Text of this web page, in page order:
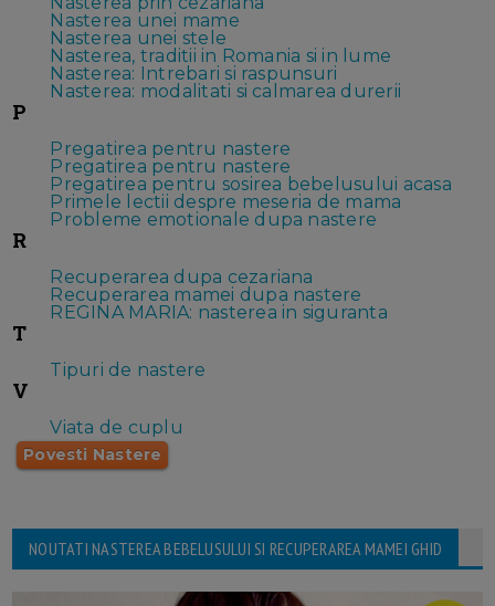
Nasterea unei mame
Nasterea unei stele
Nasterea, traditii in Romania si in lume
Nasterea: Intrebari si raspunsuri
Nasterea: modalitati si calmarea durerii
P
Pregatirea pentru nastere
Pregatirea pentru nastere
Pregatirea pentru sosirea bebelusului acasa
Primele lectii despre meseria de mama
Probleme emotionale dupa nastere
R
Recuperarea dupa cezariana
Recuperarea mamei dupa nastere
REGINA MARIA: nasterea in siguranta
T
Tipuri de nastere
V
Viata de cuplu
Povesti Nastere
NOUTATI NASTEREA BEBELUSULUI SI RECUPERAREA MAMEI GHID